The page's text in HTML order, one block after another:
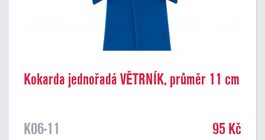
Kokarda jednořadá VĚTRNÍK, průměr 11 cm
K06-11 95 Kč